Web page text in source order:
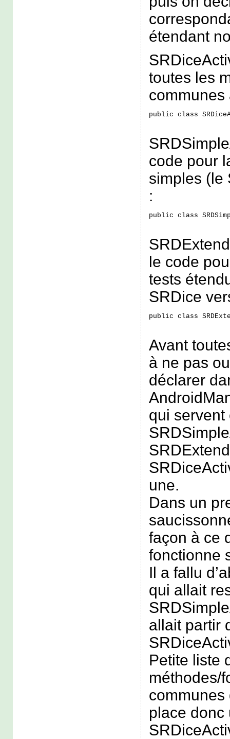
étendant
toutes les
communes
public class
code pour
simples (le
:
public class
le code
tests
SRDice
public class
Avant
à ne pas
déclarer
qui servent
une.
Dans un
façon à ce
fonctionne
Il a fallu
qui allait
allait partir
Petite liste
méthodes/
communes
place donc